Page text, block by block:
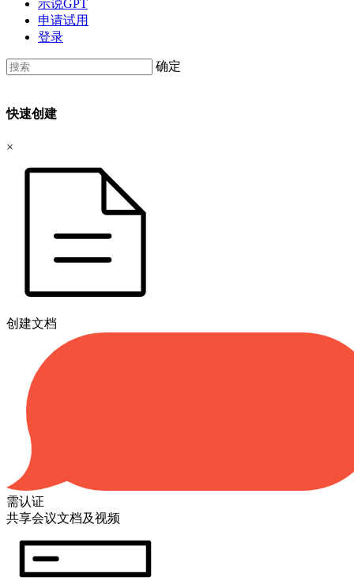
示说GPT
申请试用
登录
确定
快速创建
×
创建文档
需认证
共享会议文档及视频